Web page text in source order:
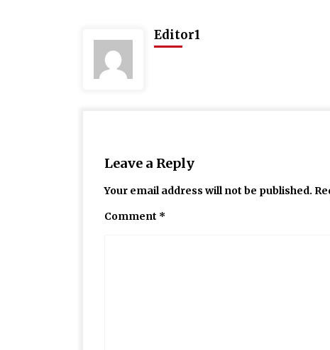
Editor1
Leave a Reply
Your email address will not be published.
Comment *